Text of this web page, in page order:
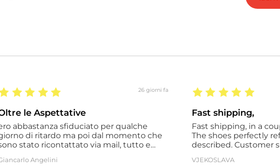
26 giorni fa
le Aspettative
abbastanza sfiduciato per qualche
di ritardo ma poi dal momento che
stato ricontattato via mail, tutto e
shop e ho avuto la conferma di tutta la
Angelini
Fast shipping,
Fast shipping, in a
The shoes perfectly
described. Customer
VJEKOSLAVA